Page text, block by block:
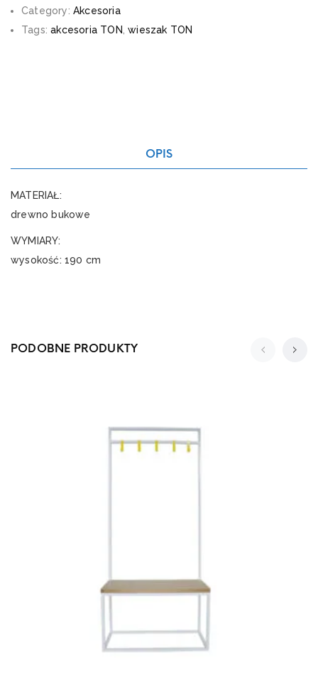
Category: Akcesoria
Tags:akcesoria TON ,wieszak TON
OPIS
MATERIAŁ:
drewno bukowe
WYMIARY:
wysokość: 190 cm
PODOBNE PRODUKTY